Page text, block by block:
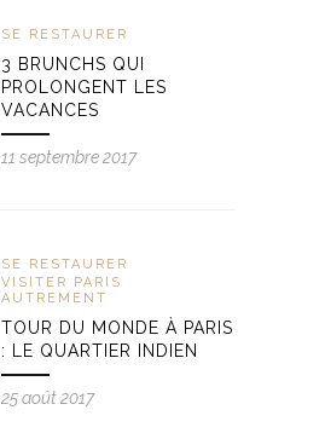
SE RESTAURER
3 BRUNCHS QUI
PROLONGENT LES
VACANCES
11 septembre 2017
SE RESTAURER
VISITER PARIS
AUTREMENT
TOUR DU MONDE À PARIS
: LE QUARTIER INDIEN
25 août 2017